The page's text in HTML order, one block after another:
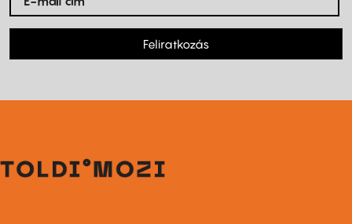
Feliratkozás